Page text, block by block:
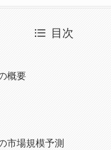
目次
概要
市場規模予測